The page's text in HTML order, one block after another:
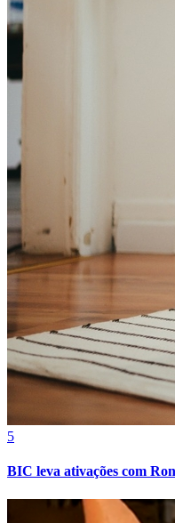
Fortaleza
5
BIC leva ativações com